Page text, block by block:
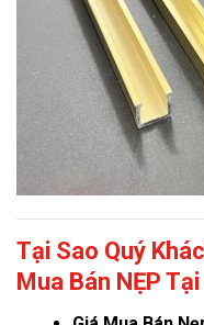
Tại Sao Quý
Mua Bán NẸP